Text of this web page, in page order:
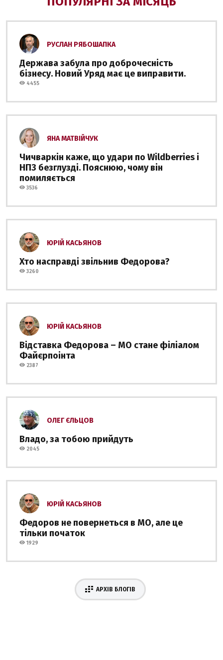
РУСЛАН РЯБОШАПКА
Держава забула про доброчесність
бізнесу. Новий Уряд має це виправити.
4455
ЯНА МАТВІЙЧУК
Чичваркін каже, що удари по Wildberries і
НПЗ безглузді. Пояснюю, чому він
помиляється
3536
ЮРІЙ КАСЬЯНОВ
Хто насправді звільнив Федорова?
3260
ЮРІЙ КАСЬЯНОВ
Відставка Федорова – МО стане філіалом
Файєрпоінта
2387
ОЛЕГ ЄЛЬЦОВ
Владо, за тобою прийдуть
2045
ЮРІЙ КАСЬЯНОВ
Федоров не повернеться в МО, але це
тільки початок
1929
АРХІВ БЛОГІВ